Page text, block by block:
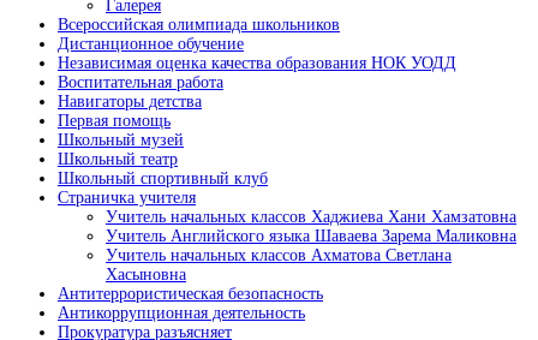
Галерея
Всероссийская олимпиада школьников
Дистанционное обучение
Независимая оценка качества образования НОК УОДД
Воспитательная работа
Навигаторы детства
Первая помощь
Школьный музей
Школьный театр
Школьный спортивный клуб
Страничка учителя
Учитель начальных классов Хаджиева Хани Хамзатовна
Учитель Английского языка Шаваева Зарема Маликовна
Учитель начальных классов Ахматова Светлана
Хасыновна
Антитеррористическая безопасность
Антикоррупционная деятельность
Прокуратура разъясняет